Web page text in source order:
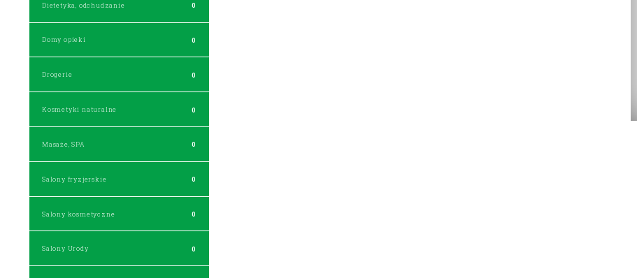
Dietetyka, odchudzanie 0
Domy opieki 0
Drogerie 0
Kosmetyki naturalne 0
Masaże, SPA 0
Salony fryzjerskie 0
Salony kosmetyczne 0
Salony Urody 0